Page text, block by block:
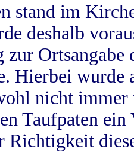
stand im
deshalb
zur
Hierbei wurde
nicht
Taufpaten
Richtigkeit